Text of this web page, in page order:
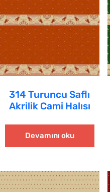
314 Turuncu Saflı
Akrilik Cami Halısı
Devamını oku